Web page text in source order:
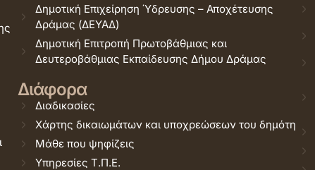
Δημοτική Επιχείρηση Ύδρευσης – Αποχέτευσης
Δράμας (ΔΕΥΑΔ)
Δημοτική Επιτροπή Πρωτοβάθμιας και
Δευτεροβάθμιας Εκπαίδευσης Δήμου Δράμας
Διάφορα
Διαδικασίες
Χάρτης δικαιωμάτων και υποχρεώσεων του δημότη
Μάθε που ψηφίζεις
Υπηρεσίες Τ.Π.Ε.